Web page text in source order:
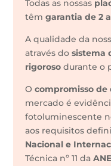
Todas as nossas
têmgarantia de 2
A qualidade da
através dosistema
rigoroso durante o
Ocompromisso
mercado é
fotoluminescente
aos requisitos
Nacional e
Técnica nº 11 da